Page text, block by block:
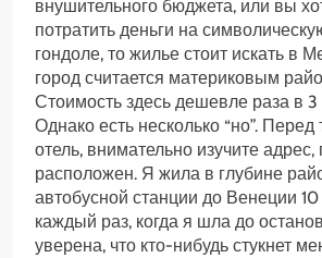
внушительного бюджета, или вы
потратить деньги на
гондоле, то жилье стоит искать в
город считается материковым
Стоимость здесь дешевле раза в
Однако есть несколько “но”.
отель, внимательно изучите
расположен. Я жила в глубине
автобусной станции до Венеции
каждый раз, когда я шла до
уверена, что кто-нибудь стукнет